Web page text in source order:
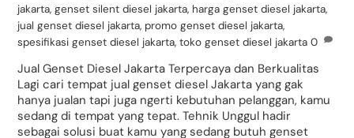
jakarta,genset silent diesel jakarta, harga genset diesel jakarta,
jual genset diesel jakarta, promo genset diesel jakarta,
spesifikasi genset diesel jakarta,toko genset diesel jakarta 0
Jual Genset Diesel Jakarta Terpercaya dan Berkualitas
Lagi cari tempat jual genset diesel Jakarta yang gak
hanya jualan tapi juga ngerti kebutuhan pelanggan, kamu
sedang di tempat yang tepat. Tehnik Unggul hadir
sebagai solusi buat kamu yang sedang butuh genset